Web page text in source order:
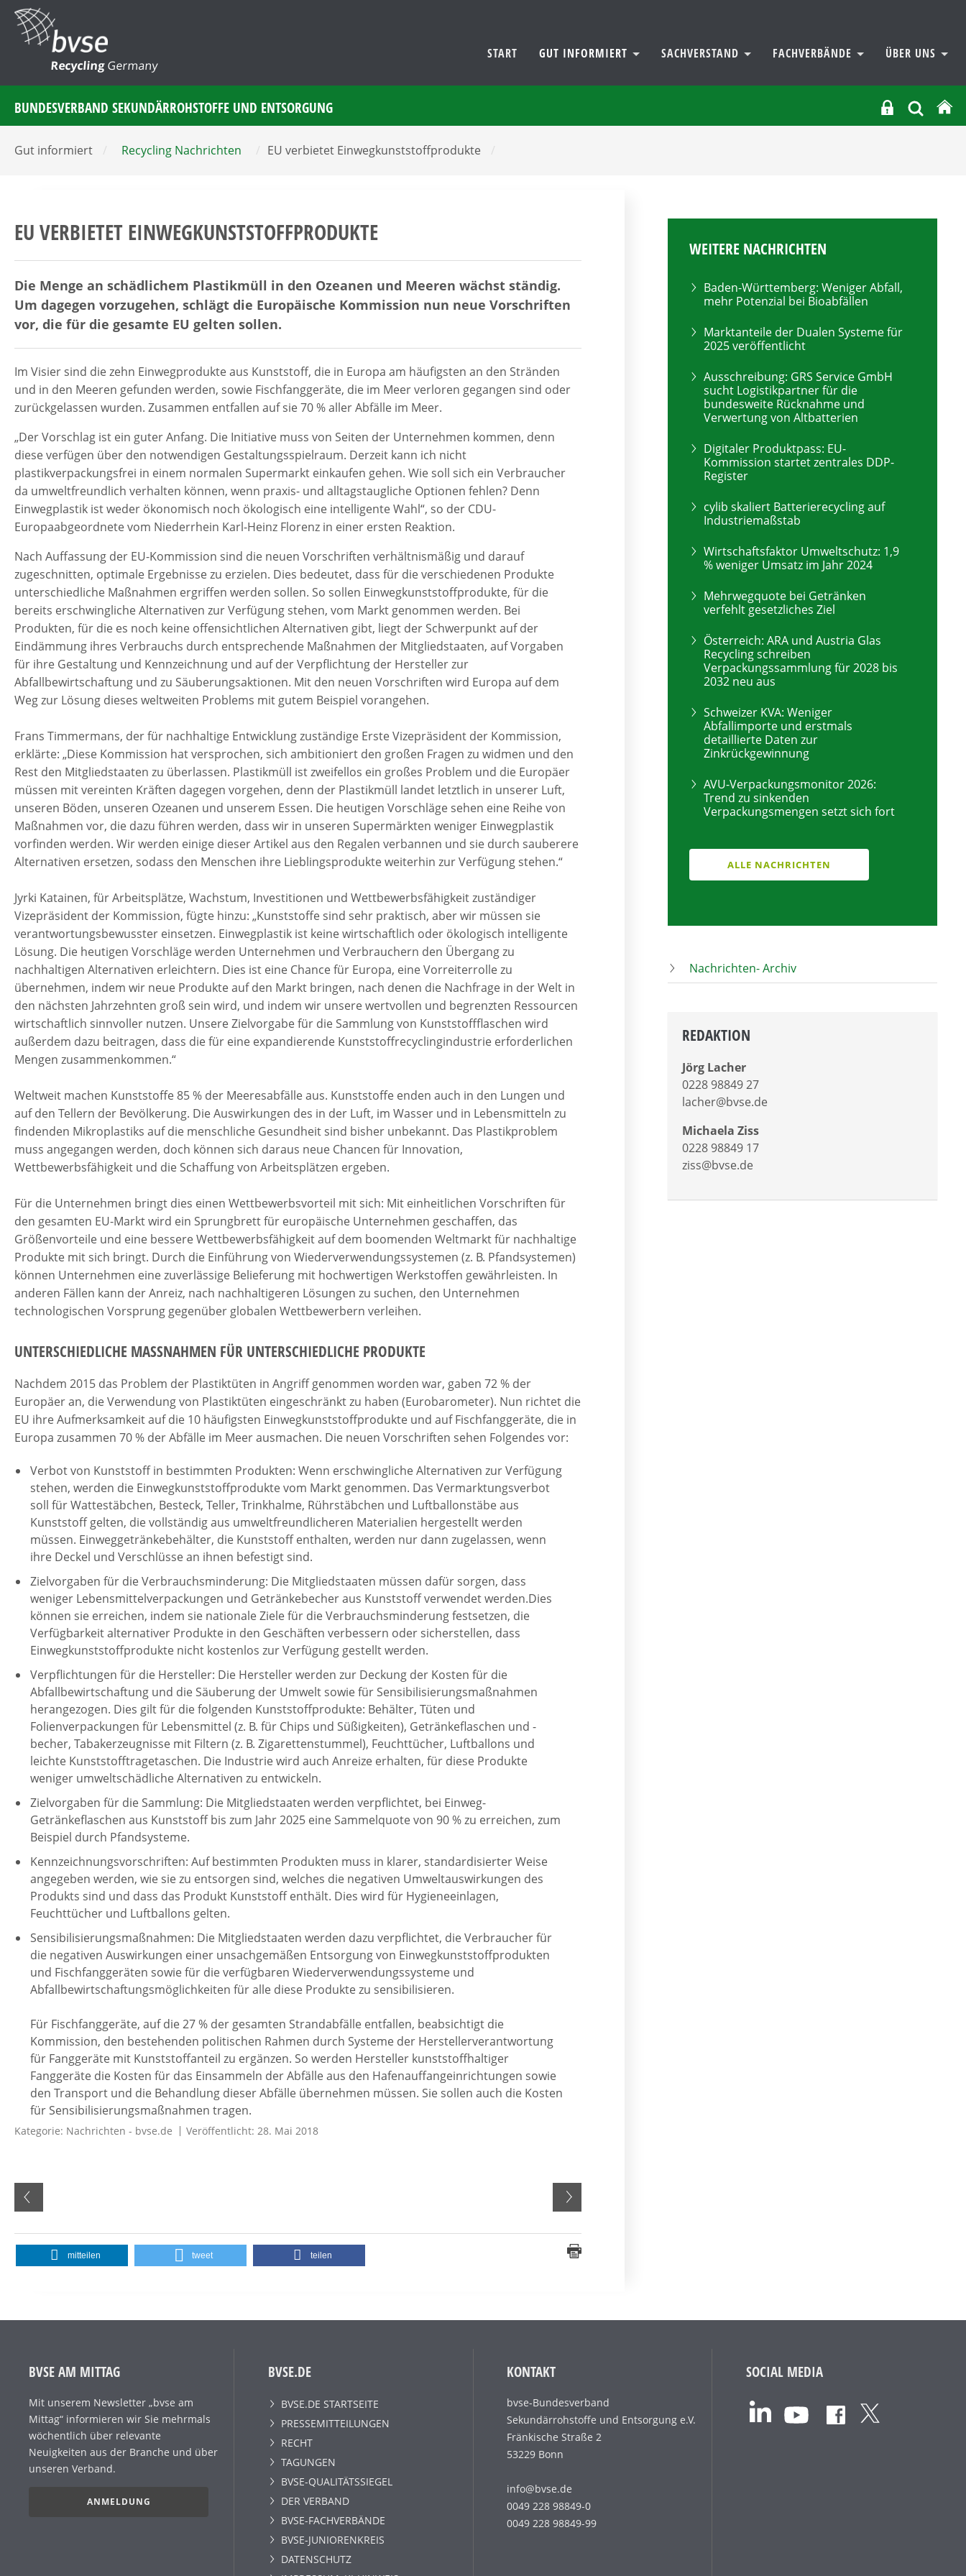
RecyclingGermany
START GUT INFORMIERT SACHVERSTAND FACHVERBÄNDE ÜBER UNS
BUNDESVERBAND SEKUNDÄRROHSTOFFE UND ENTSORGUNG
Gut informiert / Recycling Nachrichten / EU verbietet Einwegkunststoffprodukte /
EU VERBIETET EINWEGKUNSTSTOFFPRODUKTE
Die Menge an schädlichem Plastikmüll in den Ozeanen und Meeren wächst ständig.
Um dagegen vorzugehen, schlägt die Europäische Kommission nun neue Vorschriften
vor, die für die gesamte EU gelten sollen.
Im Visier sind die zehn Einwegprodukte aus Kunststoff, die in Europa am häufigsten an den Stränden
und in den Meeren gefunden werden, sowie Fischfanggeräte, die im Meer verloren gegangen sind oder
zurückgelassen wurden. Zusammen entfallen auf sie 70 % aller Abfälle im Meer.
„Der Vorschlag ist ein guter Anfang. Die Initiative muss von Seiten der Unternehmen kommen, denn
diese verfügen über den notwendigen Gestaltungsspielraum. Derzeit kann ich nicht
plastikverpackungsfrei in einem normalen Supermarkt einkaufen gehen. Wie soll sich ein Verbraucher
da umweltfreundlich verhalten können, wenn praxis- und alltagstaugliche Optionen fehlen? Denn
Einwegplastik ist weder ökonomisch noch ökologisch eine intelligente Wahl“, so der CDU-
Europaabgeordnete vom Niederrhein Karl-Heinz Florenz in einer ersten Reaktion.
Nach Auffassung der EU-Kommission sind die neuen Vorschriften verhältnismäßig und darauf
zugeschnitten, optimale Ergebnisse zu erzielen. Dies bedeutet, dass für die verschiedenen Produkte
unterschiedliche Maßnahmen ergriffen werden sollen. So sollen Einwegkunststoffprodukte, für die
bereits erschwingliche Alternativen zur Verfügung stehen, vom Markt genommen werden. Bei
Produkten, für die es noch keine offensichtlichen Alternativen gibt, liegt der Schwerpunkt auf der
Eindämmung ihres Verbrauchs durch entsprechende Maßnahmen der Mitgliedstaaten, auf Vorgaben
für ihre Gestaltung und Kennzeichnung und auf der Verpflichtung der Hersteller zur
Abfallbewirtschaftung und zu Säuberungsaktionen. Mit den neuen Vorschriften wird Europa auf dem
Weg zur Lösung dieses weltweiten Problems mit gutem Beispiel vorangehen.
Frans Timmermans, der für nachhaltige Entwicklung zuständige Erste Vizepräsident der Kommission,
erklärte: „Diese Kommission hat versprochen, sich ambitioniert den großen Fragen zu widmen und den
Rest den Mitgliedstaaten zu überlassen. Plastikmüll ist zweifellos ein großes Problem und die Europäer
müssen mit vereinten Kräften dagegen vorgehen, denn der Plastikmüll landet letztlich in unserer Luft,
unseren Böden, unseren Ozeanen und unserem Essen. Die heutigen Vorschläge sehen eine Reihe von
Maßnahmen vor, die dazu führen werden, dass wir in unseren Supermärkten weniger Einwegplastik
vorfinden werden. Wir werden einige dieser Artikel aus den Regalen verbannen und sie durch sauberere
Alternativen ersetzen, sodass den Menschen ihre Lieblingsprodukte weiterhin zur Verfügung stehen.“
Jyrki Katainen, für Arbeitsplätze, Wachstum, Investitionen und Wettbewerbsfähigkeit zuständiger
Vizepräsident der Kommission, fügte hinzu: „Kunststoffe sind sehr praktisch, aber wir müssen sie
verantwortungsbewusster einsetzen. Einwegplastik ist keine wirtschaftlich oder ökologisch intelligente
Lösung. Die heutigen Vorschläge werden Unternehmen und Verbrauchern den Übergang zu
nachhaltigen Alternativen erleichtern. Dies ist eine Chance für Europa, eine Vorreiterrolle zu
übernehmen, indem wir neue Produkte auf den Markt bringen, nach denen die Nachfrage in der Welt in
den nächsten Jahrzehnten groß sein wird, und indem wir unsere wertvollen und begrenzten Ressourcen
wirtschaftlich sinnvoller nutzen. Unsere Zielvorgabe für die Sammlung von Kunststoffflaschen wird
außerdem dazu beitragen, dass die für eine expandierende Kunststoffrecyclingindustrie erforderlichen
Mengen zusammenkommen.“
Weltweit machen Kunststoffe 85 % der Meeresabfälle aus. Kunststoffe enden auch in den Lungen und
auf den Tellern der Bevölkerung. Die Auswirkungen des in der Luft, im Wasser und in Lebensmitteln zu
findenden Mikroplastiks auf die menschliche Gesundheit sind bisher unbekannt. Das Plastikproblem
muss angegangen werden, doch können sich daraus neue Chancen für Innovation,
Wettbewerbsfähigkeit und die Schaffung von Arbeitsplätzen ergeben.
Für die Unternehmen bringt dies einen Wettbewerbsvorteil mit sich: Mit einheitlichen Vorschriften für
den gesamten EU-Markt wird ein Sprungbrett für europäische Unternehmen geschaffen, das
Größenvorteile und eine bessere Wettbewerbsfähigkeit auf dem boomenden Weltmarkt für nachhaltige
Produkte mit sich bringt. Durch die Einführung von Wiederverwendungssystemen (z. B. Pfandsystemen)
können Unternehmen eine zuverlässige Belieferung mit hochwertigen Werkstoffen gewährleisten. In
anderen Fällen kann der Anreiz, nach nachhaltigeren Lösungen zu suchen, den Unternehmen
technologischen Vorsprung gegenüber globalen Wettbewerbern verleihen.
UNTERSCHIEDLICHE MASSNAHMEN FÜR UNTERSCHIEDLICHE PRODUKTE
Nachdem 2015 das Problem der Plastiktüten in Angriff genommen worden war, gaben 72 % der
Europäer an, die Verwendung von Plastiktüten eingeschränkt zu haben (Eurobarometer). Nun richtet die
EU ihre Aufmerksamkeit auf die 10 häufigsten Einwegkunststoffprodukte und auf Fischfanggeräte, die in
Europa zusammen 70 % der Abfälle im Meer ausmachen. Die neuen Vorschriften sehen Folgendes vor:
Verbot von Kunststoff in bestimmten Produkten: Wenn erschwingliche Alternativen zur Verfügung
stehen, werden die Einwegkunststoffprodukte vom Markt genommen. Das Vermarktungsverbot
soll für Wattestäbchen, Besteck, Teller, Trinkhalme, Rührstäbchen und Luftballonstäbe aus
Kunststoff gelten, die vollständig aus umweltfreundlicheren Materialien hergestellt werden
müssen. Einweggetränkebehälter, die Kunststoff enthalten, werden nur dann zugelassen, wenn
ihre Deckel und Verschlüsse an ihnen befestigt sind.
Zielvorgaben für die Verbrauchsminderung: Die Mitgliedstaaten müssen dafür sorgen, dass
weniger Lebensmittelverpackungen und Getränkebecher aus Kunststoff verwendet werden.Dies
können sie erreichen, indem sie nationale Ziele für die Verbrauchsminderung festsetzen, die
Verfügbarkeit alternativer Produkte in den Geschäften verbessern oder sicherstellen, dass
Einwegkunststoffprodukte nicht kostenlos zur Verfügung gestellt werden.
Verpflichtungen für die Hersteller: Die Hersteller werden zur Deckung der Kosten für die
Abfallbewirtschaftung und die Säuberung der Umwelt sowie für Sensibilisierungsmaßnahmen
herangezogen. Dies gilt für die folgenden Kunststoffprodukte: Behälter, Tüten und
Folienverpackungen für Lebensmittel (z. B. für Chips und Süßigkeiten), Getränkeflaschen und -
becher, Tabakerzeugnisse mit Filtern (z. B. Zigarettenstummel), Feuchttücher, Luftballons und
leichte Kunststofftragetaschen. Die Industrie wird auch Anreize erhalten, für diese Produkte
weniger umweltschädliche Alternativen zu entwickeln.
Zielvorgaben für die Sammlung: Die Mitgliedstaaten werden verpflichtet, bei Einweg-
Getränkeflaschen aus Kunststoff bis zum Jahr 2025 eine Sammelquote von 90 % zu erreichen, zum
Beispiel durch Pfandsysteme.
Kennzeichnungsvorschriften: Auf bestimmten Produkten muss in klarer, standardisierter Weise
angegeben werden, wie sie zu entsorgen sind, welches die negativen Umweltauswirkungen des
Produkts sind und dass das Produkt Kunststoff enthält. Dies wird für Hygieneeinlagen,
Feuchttücher und Luftballons gelten.
Sensibilisierungsmaßnahmen: Die Mitgliedstaaten werden dazu verpflichtet, die Verbraucher für
die negativen Auswirkungen einer unsachgemäßen Entsorgung von Einwegkunststoffprodukten
und Fischfanggeräten sowie für die verfügbaren Wiederverwendungssysteme und
Abfallbewirtschaftungsmöglichkeiten für alle diese Produkte zu sensibilisieren.
Für Fischfanggeräte‚ auf die 27 % der gesamten Strandabfälle entfallen, beabsichtigt die
Kommission, den bestehenden politischen Rahmen durch Systeme der Herstellerverantwortung
für Fanggeräte mit Kunststoffanteil zu ergänzen. So werden Hersteller kunststoffhaltiger
Fanggeräte die Kosten für das Einsammeln der Abfälle aus den Hafenauffangeinrichtungen sowie
den Transport und die Behandlung dieser Abfälle übernehmen müssen. Sie sollen auch die Kosten
für Sensibilisierungsmaßnahmen tragen.
Kategorie: Nachrichten - bvse.de Veröffentlicht: 28. Mai 2018
mitteilen tweet teilen
WEITERE NACHRICHTEN
Baden-Württemberg: Weniger Abfall,
mehr Potenzial bei Bioabfällen
Marktanteile der Dualen Systeme für
2025 veröffentlicht
Ausschreibung: GRS Service GmbH
sucht Logistikpartner für die
bundesweite Rücknahme und
Verwertung von Altbatterien
Digitaler Produktpass: EU-
Kommission startet zentrales DDP-
Register
cylib skaliert Batterierecycling auf
Industriemaßstab
Wirtschaftsfaktor Umweltschutz: 1,9
% weniger Umsatz im Jahr 2024
Mehrwegquote bei Getränken
verfehlt gesetzliches Ziel
Österreich: ARA und Austria Glas
Recycling schreiben
Verpackungssammlung für 2028 bis
2032 neu aus
Schweizer KVA: Weniger
Abfallimporte und erstmals
detaillierte Daten zur
Zinkrückgewinnung
AVU-Verpackungsmonitor 2026:
Trend zu sinkenden
Verpackungsmengen setzt sich fort
ALLE NACHRICHTEN
Nachrichten- Archiv
REDAKTION
Jörg Lacher
0228 98849 27
lacher@bvse.de
Michaela Ziss
0228 98849 17
ziss@bvse.de
BVSE AM MITTAG
Mit unserem Newsletter „bvse am
Mittag“ informieren wir Sie mehrmals
wöchentlich über relevante
Neuigkeiten aus der Branche und über
unseren Verband.
ANMELDUNG
BVSE.DE
BVSE.DE STARTSEITE
PRESSEMITTEILUNGEN
RECHT
TAGUNGEN
BVSE-QUALITÄTSSIEGEL
DER VERBAND
BVSE-FACHVERBÄNDE
BVSE-JUNIORENKREIS
DATENSCHUTZ
KONTAKT
bvse-Bundesverband
Sekundärrohstoffe und Entsorgung e.V.
Fränkische Straße 2
53229 Bonn
info@bvse.de
0049 228 98849-0
0049 228 98849-99
SOCIAL MEDIA